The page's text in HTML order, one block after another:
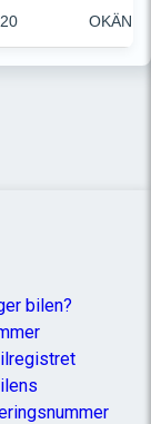
OKÄND
bilen?